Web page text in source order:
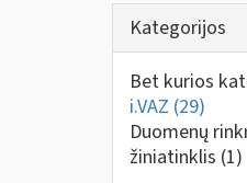
Kategorijos
Bet kurios
i.VAZ (29)
Duomenų
žiniatinklis (1)